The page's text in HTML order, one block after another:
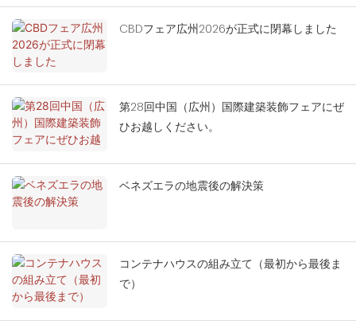
CBDフェア広州2026が正式に閉幕しました
第28回中国（広州）国際建築装飾フェアにぜ
ひお越しください。
ベネズエラの地震後の解決策
コンテナハウスの組み立て（最初から最後ま
で）